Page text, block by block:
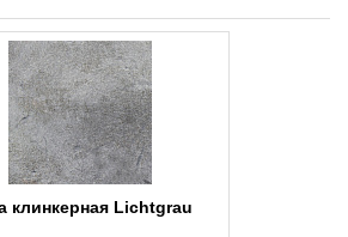
клинкерная Lichtgrau